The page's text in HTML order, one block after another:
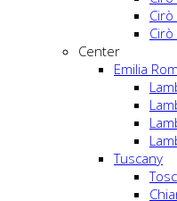
Center
Emilia
Tuscany